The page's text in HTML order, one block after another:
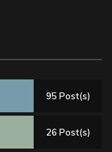
95 Post(s)
26 Post(s)